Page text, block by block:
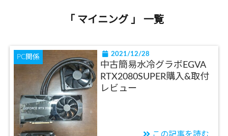
「 マイニング 」 一覧
PC関係 2021/12/28
中古簡易水冷グラボEGVA
RTX2080SUPER購入&取付
レビュー